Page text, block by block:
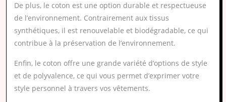
De plus, le coton est une option durable et respectueuse
de l’environnement. Contrairement aux tissus
synthétiques, il est renouvelable et biodégradable, ce qui
contribue à la préservation de l’environnement.
Enfin, le coton offre une grande variété d’options de style
et de polyvalence, ce qui vous permet d’exprimer votre
style personnel à travers vos vêtements.